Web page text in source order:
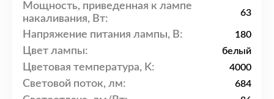
Мощность, приведенная к лампе
накаливания, Вт:
63
Напряжение питания лампы, В: 180
Цвет лампы: белый
Цветовая температура, K: 4000
Световой поток, лм: 684